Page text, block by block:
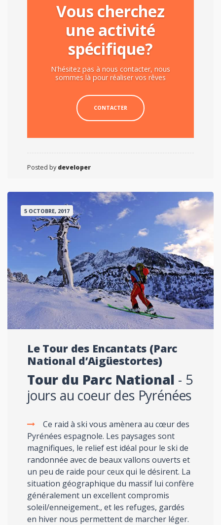
Vous cherchez
une activité
spécifique?
N'hésitez pas à nous contacter, nous
sommes là pour réaliser vos rêves
CONTACTER
Posted by developer
5 OCTOBRE, 2017
Le Tour des Encantats (Parc
National d’Aigüestortes)
Tour du Parc National - 5
jours au coeur des Pyrénées
Ce raid à ski vous amènera au cœur des
Pyrénées espagnole. Les paysages sont
magnifiques, le relief est idéal pour le ski de
randonnée avec de beaux vallons ouverts et
un peu de raide pour ceux qui le désirent. La
situation géographique du massif lui confère
généralement un excellent compromis
soleil/enneigement., et les refuges, gardés
en hiver nous permettent de marcher léger.